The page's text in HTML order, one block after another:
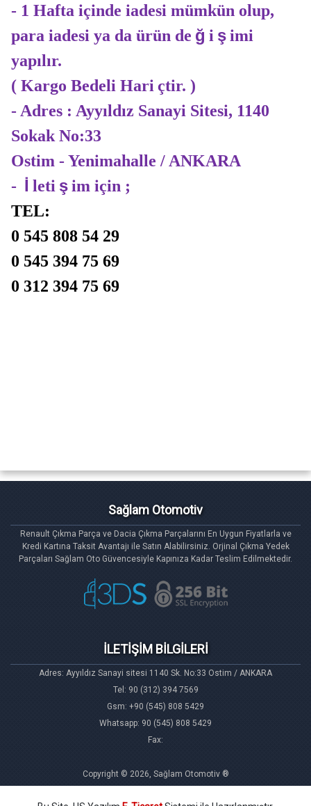
- 1 Hafta içinde iadesi mümkün olup,
para iadesi ya da ürün de ğ i şimi
yapılır.
( Kargo Bedeli Hari çtir. )
- Adres : Ayyıldız Sanayi Sitesi, 1140
Sokak No:33
Ostim - Yenimahalle / ANKARA
- İ leti şim için ;
TEL:
0 545 808 54 29
0 545 394 75 69
0 312 394 75 69
Sağlam Otomotiv
Renault Çıkma Parça ve Dacia Çıkma Parçalarını En Uygun Fiyatlarla ve
Kredi Kartına Taksit Avantajı ile Satın Alabilirsiniz. Orjinal Çıkma Yedek
Parçaları Sağlam Oto Güvencesiyle Kapınıza Kadar Teslim Edilmektedir.
İLETİŞİM BİLGİLERİ
Adres: Ayyıldız Sanayi sitesi 1140 Sk. No:33 Ostim / ANKARA
Tel: 90 (312) 394 7569
Gsm: +90 (545) 808 5429
Whatsapp: 90 (545) 808 5429
Fax:
Copyright © 2026, Sağlam Otomotiv ®